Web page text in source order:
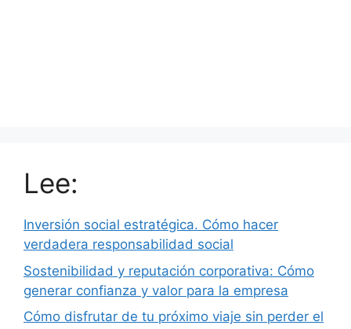
Lee:
Inversión social estratégica. Cómo hacer
verdadera responsabilidad social
Sostenibilidad y reputación corporativa: Cómo
generar confianza y valor para la empresa
Cómo disfrutar de tu próximo viaje sin perder el